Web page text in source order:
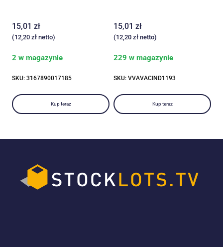
15,01 zł
(12,20 zł netto)
2 w magazynie
SKU: 3167890017185
Kup teraz
15,01 zł
(12,20 zł netto)
229 w magazynie
SKU: VVAVACIND1193
Kup teraz